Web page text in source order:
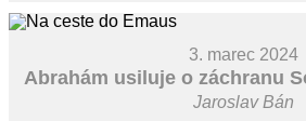
3. marec 2024
Abrahám usiluje o záchranu
Jaroslav Bán